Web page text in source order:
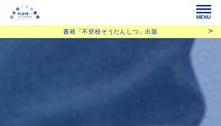
MENU
書籍「不登校そうだんしつ」出版